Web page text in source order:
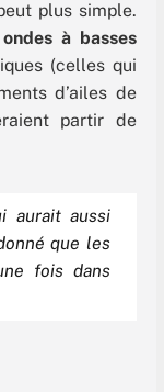
plus simple.
à basses
(celles qui
d’ailes de
partir de
aurait aussi
que les
fois dans